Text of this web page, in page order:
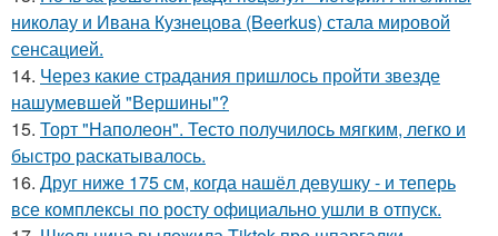
николау и Ивана Кузнецова (Beerkus) стала мировой
сенсацией.
14. Через какие страдания пришлось пройти звезде
нашумевшей "Вершины"?
15. Торт "Наполеон". Тесто получилось мягким, легко и
быстро раскатывалось.
16. Друг ниже 175 см, когда нашёл девушку - и теперь
все комплексы по росту официально ушли в отпуск.